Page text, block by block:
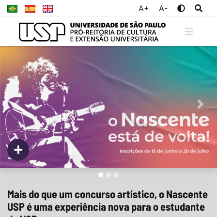
A+ A-
Previous Next
Mais do que um concurso artístico, o Nascente
USP é uma experiência nova para o estudante